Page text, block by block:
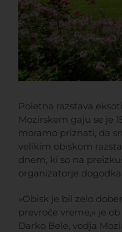
Poletna razstava
Mozirskem gaju se je
moramo priznati, da
velikim obiskom
dnem, ki so na
organizatorje dogodka.
»Obisk je bil zelo
prevroče vreme,« je
Darko Bele, vodja